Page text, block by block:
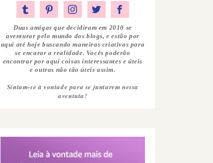
Duas amigas que decidiram em 2010 se
aventurar pelo mundo dos blogs, e estão por
aqui até hoje buscando maneiras criativas para
se encarar a realidade. Vocês poderão
encontrar por aqui coisas interessantes e úteis
e outras não tão úteis assim.
Sintam-se à vontade para se juntarem nessa
aventuta!